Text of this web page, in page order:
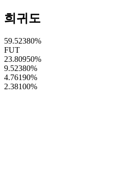
희귀도
59.52380%
FUT
23.80950%
9.52380%
4.76190%
2.38100%